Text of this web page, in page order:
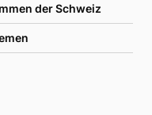
der Schweiz